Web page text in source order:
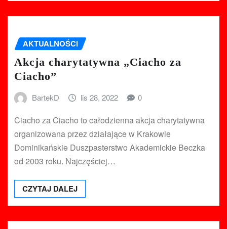
AKTUALNOŚCI
Akcja charytatywna „Ciacho za
Ciacho”
BartekD lis 28, 2022 0
Ciacho za Ciacho to całodzienna akcja charytatywna
organizowana przez działające w Krakowie
Dominikańskie Duszpasterstwo Akademickie Beczka
od 2003 roku. Najczęściej…
CZYTAJ DALEJ